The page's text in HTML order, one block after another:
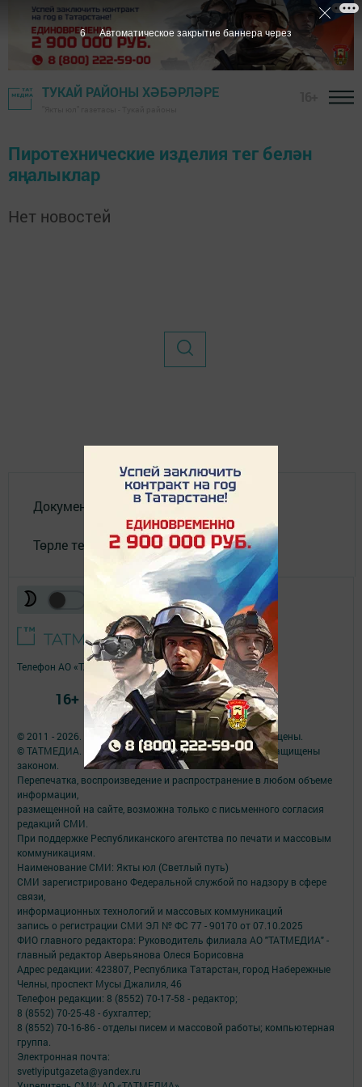
ТУКАЙ РАЙОНЫ ХӘБӘРЛӘРЕ
Пиротехнические изделия тег белән
яңалыклар
Нет новостей
Документлар
Төрле темалар
© 2011 - 2026. Якты юл (Светлый путь). Все права защищены.
© ТАТМЕДИА. Все материалы, размещенные на сайте, защищены
законом.
Перепечатка, воспроизведение и распространение в любом объеме
информации,
размещенной на сайте, возможна только с письменного согласия
редакций СМИ.
При поддержке Республиканского агентства по печати и массовым
коммуникациям.
Наименование СМИ: Якты юл (Светлый путь)
СМИ зарегистрировано Федеральной службой по надзору в сфере
связи,
информационных технологий и массовых коммуникаций
запись о регистрации СМИ ЭЛ № ФС 77 - 90170 от 07.10.2025
ФИО главного редактора: Руководитель филиала АО "ТАТМЕДИА" -
главный редактор Аверьянова Олеся Борисовна
Адрес редакции: 423807, Республика Татарстан, город Набережные
Челны, проспект Мусы Джалиля, 46
Телефон редакции: 8 (8552) 70-17-58 - редактор;
8 (8552) 70-25-48 - бухгалтер;
8 (8552) 70-16-86 - отделы писем и массовой работы; компьютерная
группа.
Электронная почта:
svetlyiputgazeta@yandex.ru
Телефон АО «ТАТМЕДИА»:(843) 222 09 84
16+
6 Автоматическое закрытие баннера через